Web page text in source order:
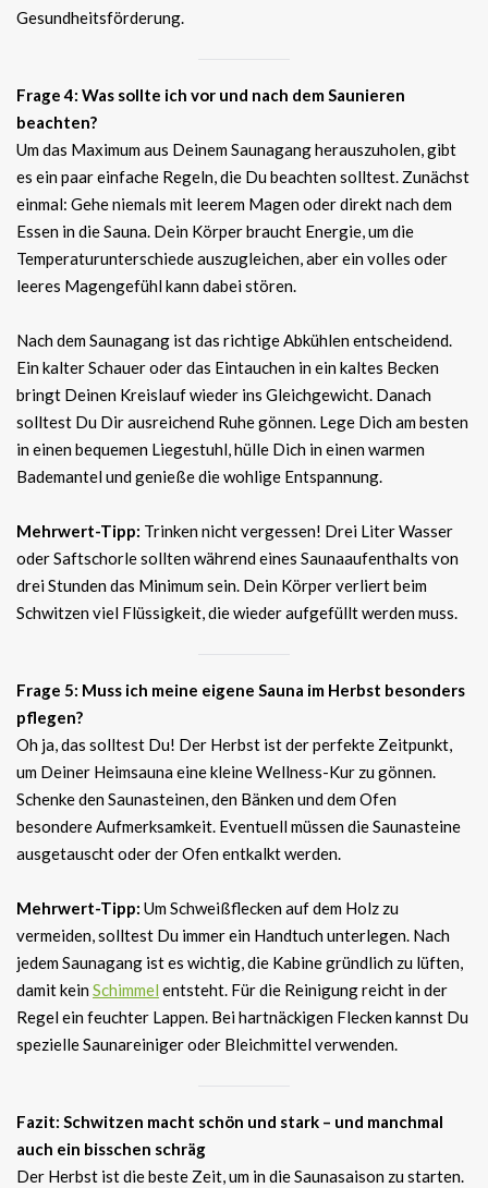
Gesundheitsförderung.
Frage 4: Was sollte ich vor und nach dem Saunieren
beachten?
Um das Maximum aus Deinem Saunagang herauszuholen, gibt
es ein paar einfache Regeln, die Du beachten solltest. Zunächst
einmal: Gehe niemals mit leerem Magen oder direkt nach dem
Essen in die Sauna. Dein Körper braucht Energie, um die
Temperaturunterschiede auszugleichen, aber ein volles oder
leeres Magengefühl kann dabei stören.
Nach dem Saunagang ist das richtige Abkühlen entscheidend.
Ein kalter Schauer oder das Eintauchen in ein kaltes Becken
bringt Deinen Kreislauf wieder ins Gleichgewicht. Danach
solltest Du Dir ausreichend Ruhe gönnen. Lege Dich am besten
in einen bequemen Liegestuhl, hülle Dich in einen warmen
Bademantel und genieße die wohlige Entspannung.
Mehrwert-Tipp: Trinken nicht vergessen! Drei Liter Wasser
oder Saftschorle sollten während eines Saunaaufenthalts von
drei Stunden das Minimum sein. Dein Körper verliert beim
Schwitzen viel Flüssigkeit, die wieder aufgefüllt werden muss.
Frage 5: Muss ich meine eigene Sauna im Herbst besonders
pflegen?
Oh ja, das solltest Du! Der Herbst ist der perfekte Zeitpunkt,
um Deiner Heimsauna eine kleine Wellness-Kur zu gönnen.
Schenke den Saunasteinen, den Bänken und dem Ofen
besondere Aufmerksamkeit. Eventuell müssen die Saunasteine
ausgetauscht oder der Ofen entkalkt werden.
Mehrwert-Tipp: Um Schweißflecken auf dem Holz zu
vermeiden, solltest Du immer ein Handtuch unterlegen. Nach
jedem Saunagang ist es wichtig, die Kabine gründlich zu lüften,
damit keinSchimmel entsteht. Für die Reinigung reicht in der
Regel ein feuchter Lappen. Bei hartnäckigen Flecken kannst Du
spezielle Saunareiniger oder Bleichmittel verwenden.
Fazit: Schwitzen macht schön und stark – und manchmal
auch ein bisschen schräg
Der Herbst ist die beste Zeit, um in die Saunasaison zu starten.